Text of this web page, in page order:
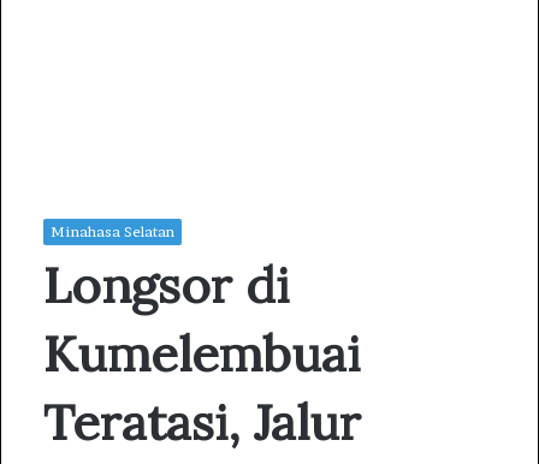
Minahasa Selatan
Longsor di
Kumelembuai
Teratasi, Jalur